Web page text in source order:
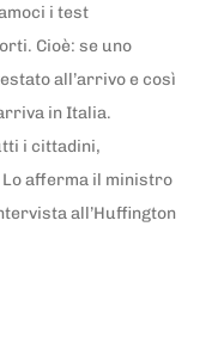
i test
Cioè: se uno
all’arrivo e così
in Italia.
i cittadini,
Lo afferma il ministro
all’Huffington